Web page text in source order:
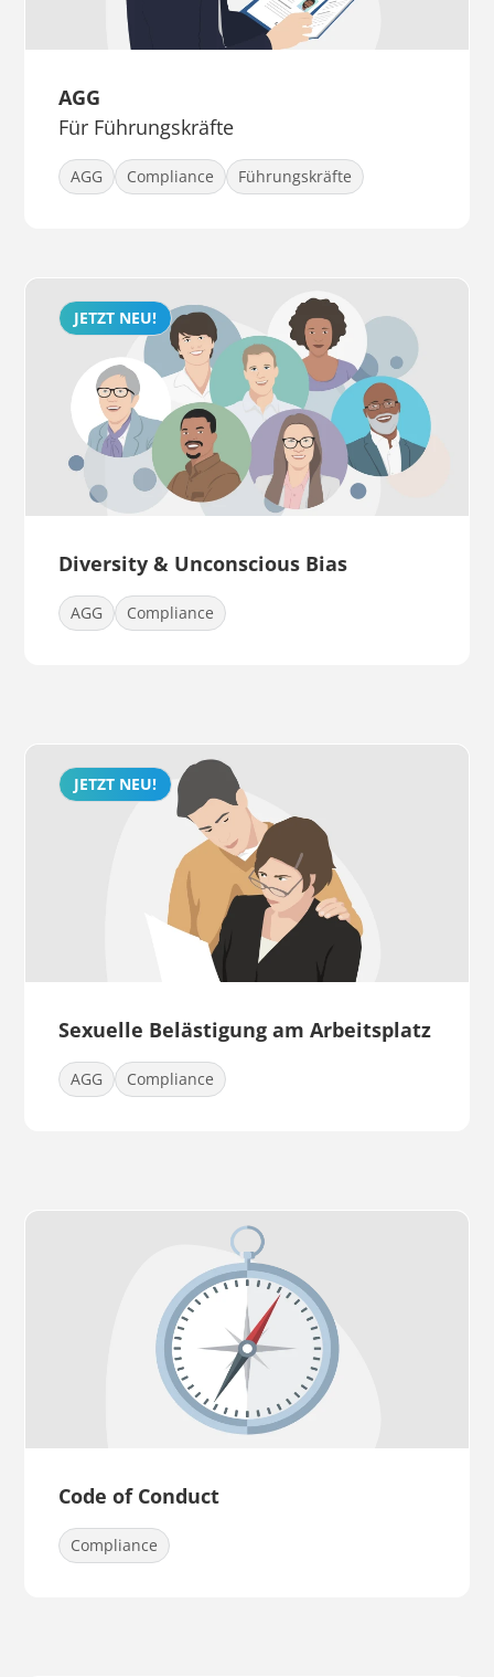
AGG
Für Führungskräfte
AGG Compliance Führungskräfte
JETZT NEU!
Diversity & Unconscious Bias
AGG Compliance
JETZT NEU!
Sexuelle Belästigung am Arbeitsplatz
AGG Compliance
Code of Conduct
Compliance